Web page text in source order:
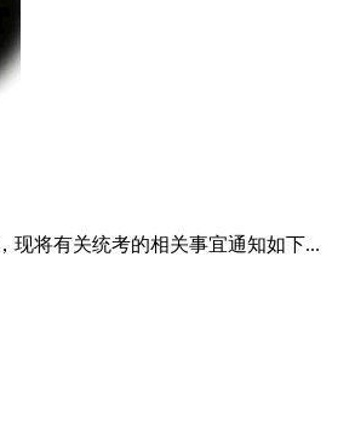
现将有关统考的相关事宜通知如下...